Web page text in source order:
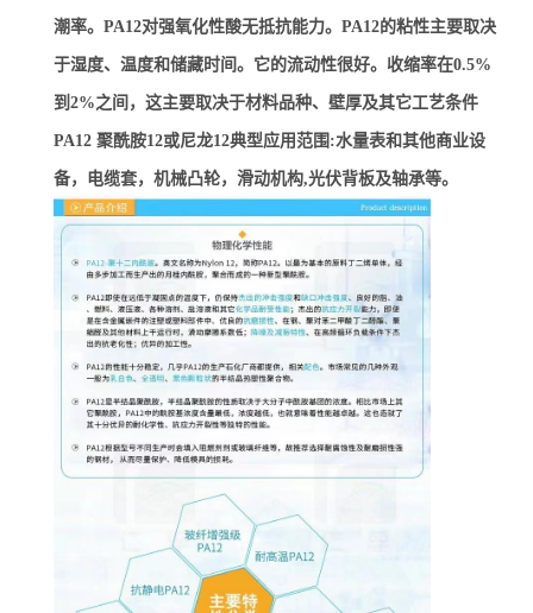
潮率。PA12对强氧化性酸无抵抗能力。PA12的粘性主要取决
于湿度、温度和储藏时间。它的流动性很好。收缩率在0.5%
到2%之间，这主要取决于材料品种、壁厚及其它工艺条件
PA12 聚酰胺12或尼龙12典型应用范围:水量表和其他商业设
备，电缆套，机械凸轮，滑动机构,光伏背板及轴承等。